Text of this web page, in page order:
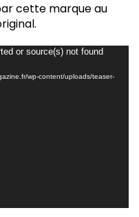
cette marque au
or source(s) not found
wp-content/uploads/teaser-